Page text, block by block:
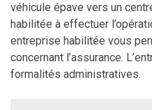
véhicule épave vers un
habilitée à effectuer
entreprise habilitée vous
concernant l’assurance.
formalités administratives.